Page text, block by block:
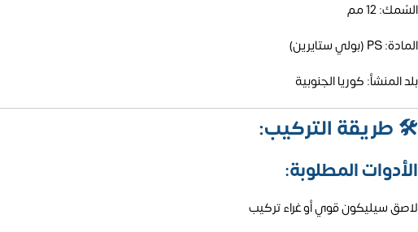
السُمك: 12 مم
المادة: PS (بولي ستايرين)
بلد المنشأ: كوريا الجنوبية
🛠️ طريقة التركيب:
الأدوات المطلوبة:
لاصق سيليكون قوي أو غراء تركيب